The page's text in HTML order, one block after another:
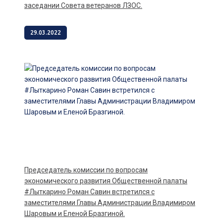
заседании Совета ветеранов ЛЗОС.
29.03.2022
Председатель комиссии по вопросам
экономического развития Общественной палаты
#Лыткарино Роман Савин встретился с
заместителями Главы Администрации Владимиром
Шаровым и Еленой Бразгиной.